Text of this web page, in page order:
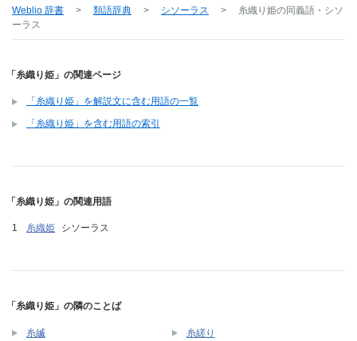
Weblio 辞書 > 類語辞典 > シソーラス > 糸織り姫の同義語・シソ
ーラス
「糸織り姫」の関連ページ
「糸織り姫」を解説文に含む用語の一覧
「糸織り姫」を含む用語の索引
「糸織り姫」の関連用語
糸織姫 シソーラス
「糸織り姫」の隣のことば
糸縅 糸縒り